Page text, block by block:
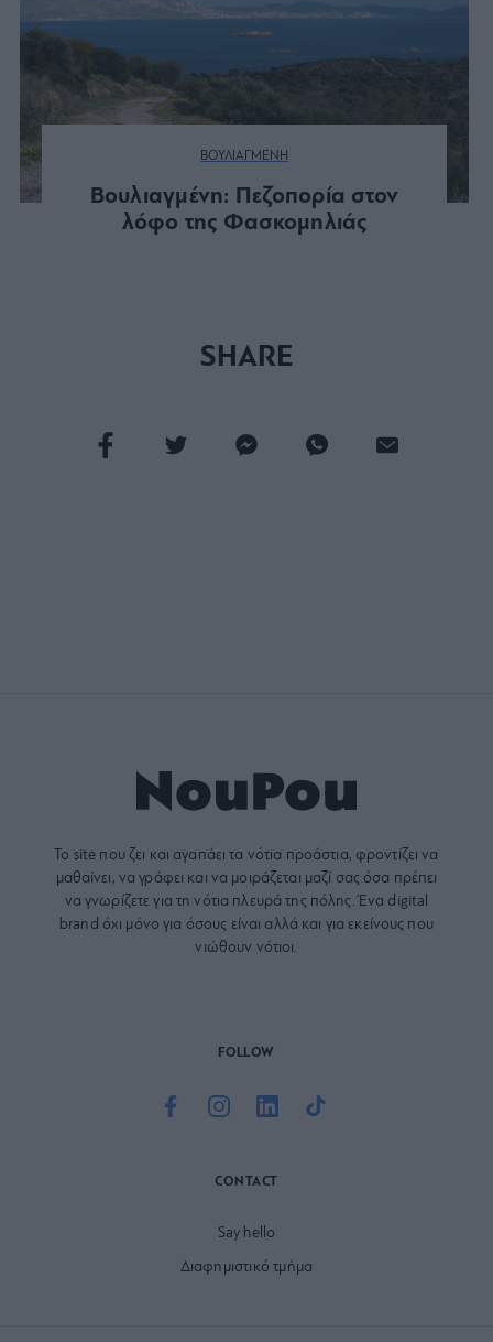
ΒΟΥΛΙΑΓΜΕΝΗ
Βουλιαγμένη: Πεζοπορία στον
λόφο της Φασκομηλιάς
SHARE
Το site που ζει και αγαπάει τα νότια προάστια, φροντίζει να
μαθαίνει, να γράφει και να μοιράζεται μαζί σας όσα πρέπει
να γνωρίζετε για τη νότια πλευρά της πόλης. Ένα digital
brand όχι μόνο για όσους είναι αλλά και για εκείνους που
νιώθουν νότιοι.
FOLLOW
CONTACT
Say hello
Διαφημιστικό τμήμα